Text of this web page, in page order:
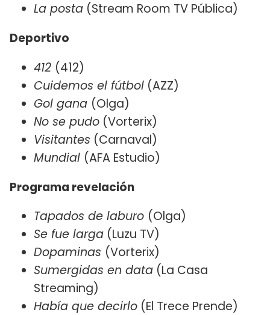
La posta (Stream Room TV Pública)
Deportivo
412 (412)
Cuidemos el fútbol (AZZ)
Gol gana (Olga)
No se pudo (Vorterix)
Visitantes (Carnaval)
Mundial (AFA Estudio)
Programa revelación
Tapados de laburo (Olga)
Se fue larga (Luzu TV)
Dopaminas (Vorterix)
Sumergidas en data (La Casa
Streaming)
Había que decirlo (El Trece Prende)